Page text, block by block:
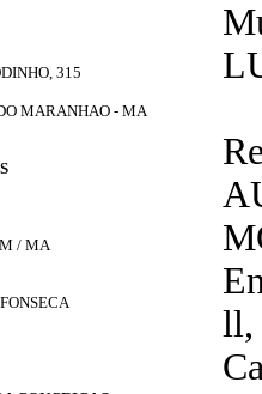
315
MARANHAO - MA
/ MA
ll,